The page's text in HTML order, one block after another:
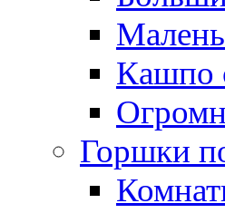
Кашпо
Горшки